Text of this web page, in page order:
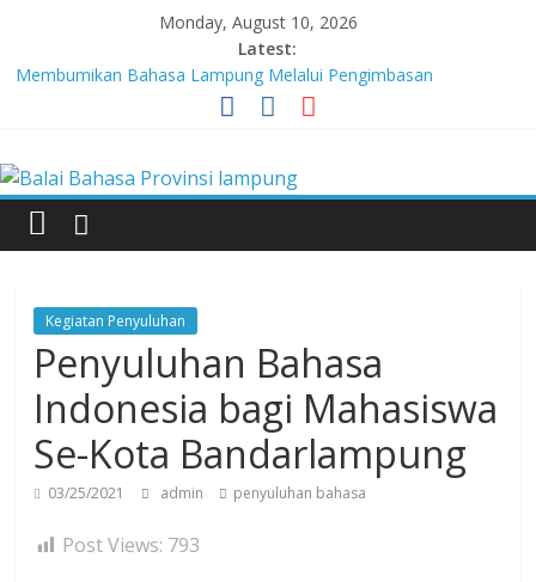
content
Monday, August 10, 2026
Latest:
Membumikan Bahasa Lampung Melalui Pengimbasan
Revitalisasi Bahasa Daerah
Lebih dari 5,5 Juta Buku Bacaan Bermutu Dikirim untuk Perkuat
Literasi Anak Indonesia
Tingkatkan Kolaborasi Melalui Festival Literasi Lampung
Babak Final Festival Musikalisasi Puisi Kembali Digelar
Balai
Bahasa
Provinsi
lampung
Badan
Pengembangan
dan
Pembinaan
Bahasa
Kegiatan Penyuluhan
Penyuluhan Bahasa
Indonesia bagi Mahasiswa
Se-Kota Bandarlampung
03/25/2021 admin penyuluhan bahasa
Post Views: 793